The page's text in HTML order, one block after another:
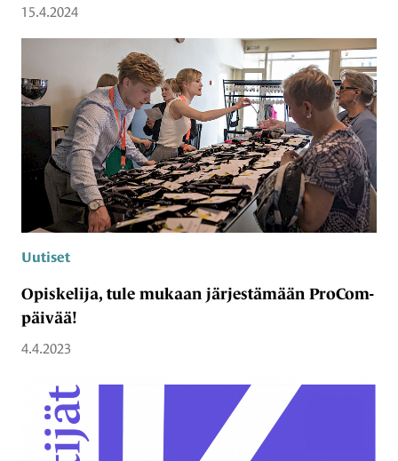
15.4.2024
Uutiset
Opiskelija, tule mukaan järjestämään ProCom-
päivää!
4.4.2023